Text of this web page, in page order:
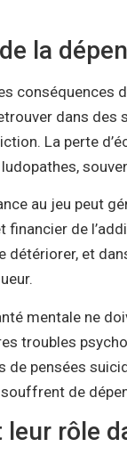
la
conséquences
dans
La perte
au jeu peut
de
détériorer, et
mentale ne
troubles
de pensées
de
rôle